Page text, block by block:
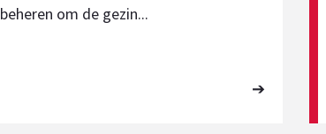
beheren om de gezin...